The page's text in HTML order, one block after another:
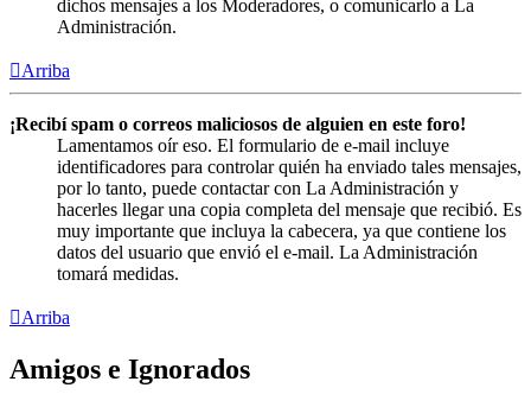
dichos mensajes a los Moderadores, o comunicarlo a La
Administración.
Arriba
¡Recibí spam o correos maliciosos de alguien en este foro!
Lamentamos oír eso. El formulario de e-mail incluye
identificadores para controlar quién ha enviado tales mensajes,
por lo tanto, puede contactar con La Administración y
hacerles llegar una copia completa del mensaje que recibió. Es
muy importante que incluya la cabecera, ya que contiene los
datos del usuario que envió el e-mail. La Administración
tomará medidas.
Arriba
Amigos e Ignorados